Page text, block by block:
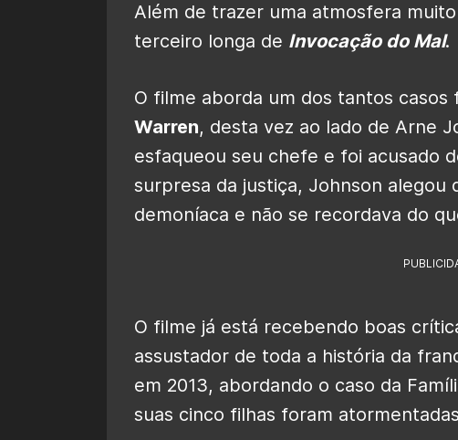
Além de trazer uma atmosfera
terceiro longa de Invocação do Mal.
O filme aborda um dos tantos casos
Warren, desta vez ao lado de Arne
esfaqueou seu chefe e foi acusado
surpresa da justiça, Johnson alegou
demoníaca e não se recordava do
O filme já está recebendo boas
assustador de toda a história da
em 2013, abordando o caso da
suas cinco filhas foram